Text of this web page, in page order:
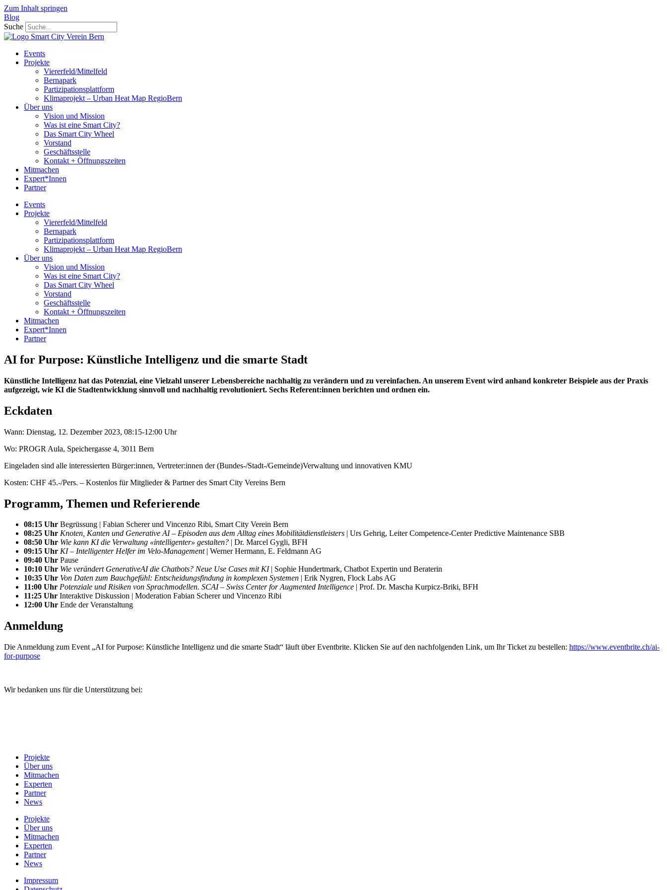
Zum Inhalt springen
Blog
Suche
Events
Projekte
Viererfeld/Mittelfeld
Bernapark
Partizipationsplattform
Klimaprojekt – Urban Heat Map RegioBern
Über uns
Vision und Mission
Was ist eine Smart City?
Das Smart City Wheel
Vorstand
Geschäftsstelle
Kontakt + Öffnungszeiten
Mitmachen
Expert*Innen
Partner
Events
Projekte
Viererfeld/Mittelfeld
Bernapark
Partizipationsplattform
Klimaprojekt – Urban Heat Map RegioBern
Über uns
Vision und Mission
Was ist eine Smart City?
Das Smart City Wheel
Vorstand
Geschäftsstelle
Kontakt + Öffnungszeiten
Mitmachen
Expert*Innen
Partner
AI for Purpose: Künstliche Intelligenz und die smarte Stadt
Künstliche Intelligenz hat das Potenzial, eine Vielzahl unserer Lebensbereiche nachhaltig zu verändern und zu vereinfachen. An unserem Event wird anhand konkreter Beispiele aus der Praxis
aufgezeigt, wie KI die Stadtentwicklung sinnvoll und nachhaltig revolutioniert. Sechs Referent:innen berichten und ordnen ein.
Eckdaten
Wann: Dienstag, 12. Dezember 2023, 08:15-12:00 Uhr
Wo: PROGR Aula, Speichergasse 4, 3011 Bern
Eingeladen sind alle interessierten Bürger:innen, Vertreter:innen der (Bundes-/Stadt-/Gemeinde)Verwaltung und innovativen KMU
Kosten: CHF 45.-/Pers. – Kostenlos für Mitglieder & Partner des Smart City Vereins Bern
Programm, Themen und Referierende
08:15 Uhr Begrüssung | Fabian Scherer und Vincenzo Ribi, Smart City Verein Bern
08:25 Uhr Knoten, Kanten und Generative AI – Episoden aus dem Alltag eines Mobilitätdienstleisters | Urs Gehrig, Leiter Competence-Center Predictive Maintenance SBB
08:50 Uhr Wie kann KI die Verwaltung «intelligenter» gestalten? | Dr. Marcel Gygli, BFH
09:15 Uhr KI – Intelligenter Helfer im Velo-Management | Werner Hermann, E. Feldmann AG
09:40 Uhr Pause
10:10 Uhr Wie verändert GenerativeAI die Chatbots? Neue Use Cases mit KI| Sophie Hundertmark, Chatbot Expertin und Beraterin
10:35 Uhr Von Daten zum Bauchgefühl: Entscheidungsfindung in komplexen Systemen | Erik Nygren, Flock Labs AG
11:00 Uhr Potenziale und Risiken von Sprachmodellen. SCAI – Swiss Center for Augmented Intelligence | Prof. Dr. Mascha Kurpicz-Briki, BFH
11:25 Uhr Interaktive Diskussion | Moderation Fabian Scherer und Vincenzo Ribi
12:00 Uhr Ende der Veranstaltung
Anmeldung
Die Anmeldung zum Event „AI for Purpose: Künstliche Intelligenz und die smarte Stadt“ läuft über Eventbrite. Klicken Sie auf den nachfolgenden Link, um Ihr Ticket zu bestellen: https://www.eventbrite.ch/ai-
for-purpose
Wir bedanken uns für die Unterstützung bei:
Projekte
Über uns
Mitmachen
Experten
Partner
News
Projekte
Über uns
Mitmachen
Experten
Partner
News
Impressum